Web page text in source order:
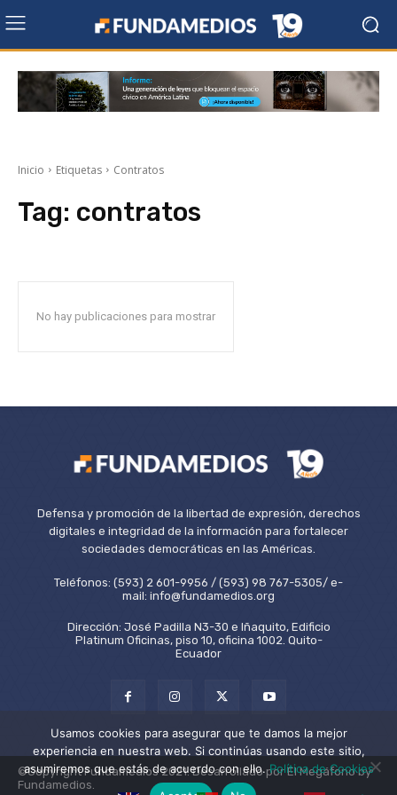
Inicio Etiquetas Contratos
Tag: contratos
No hay publicaciones para mostrar
Defensa y promoción de la libertad de expresión, derechos
digitales e integridad de la información para fortalecer
sociedades democráticas en las Américas.
Teléfonos: (593) 2 601-9956 / (593) 98 767-5305/ e-
mail: info@fundamedios.org
Dirección: José Padilla N3-30 e Iñaquito, Edificio
Platinum Oficinas, piso 10, oficina 1002. Quito-
Ecuador
©Copyright Fundamedios 2021. Desarrollado por El Megáfono by
Fundamedios.
Usamos cookies para asegurar que te damos la mejor
experiencia en nuestra web. Si continúas usando este sitio,
asumiremos que estás de acuerdo con ello.Política de Cookies